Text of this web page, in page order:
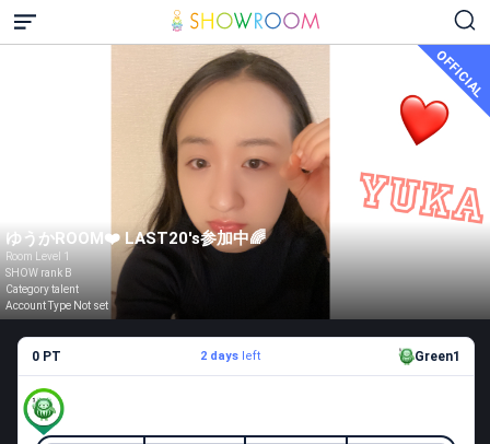
OFFICIAL
ゆうかROOM❤️ LAST20's参加中🌈
Room Level 1
SHOW rank B
Category talent
Account Type Not set
0 PT 2 daysleft Green1